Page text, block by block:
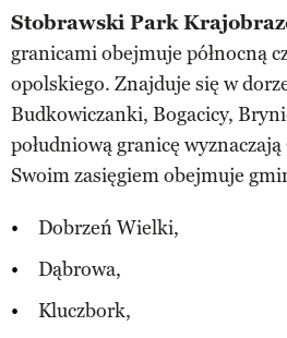
Stobrawski Park
granicami obejmuje północną
opolskiego. Znajduje się w
Budkowiczanki, Bogacicy,
południową granicę
Swoim zasięgiem obejmuje
Dobrzeń Wielki,
Dąbrowa,
Kluczbork,